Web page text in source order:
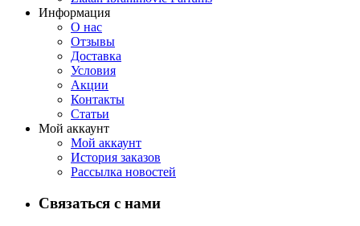
Информация
О нас
Отзывы
Доставка
Условия
Aкции
Контакты
Статьи
Мой аккаунт
Мой аккаунт
История заказов
Рассылка новостей
Связаться с нами